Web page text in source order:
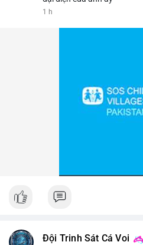
1 h
Đội Trinh Sát Cá Voi